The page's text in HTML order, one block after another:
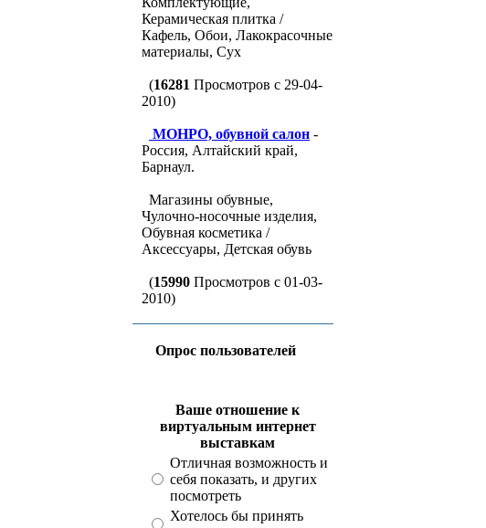
Керамическая плитка /
Кафель, Обои, Лакокрасочные
материалы, Сух
(16281 Просмотров с 29-04-
2010)
МОНРО, обувной салон -
Россия, Алтайский край,
Барнаул.
Магазины обувные,
Чулочно-носочные изделия,
Обувная косметика /
Аксессуары, Детская обувь
(15990 Просмотров с 01-03-
2010)
Опрос пользователей
Ваше отношение к
виртуальным интернет
выставкам
Отличная возможность и
себя показать, и других
посмотреть
Хотелось бы принять